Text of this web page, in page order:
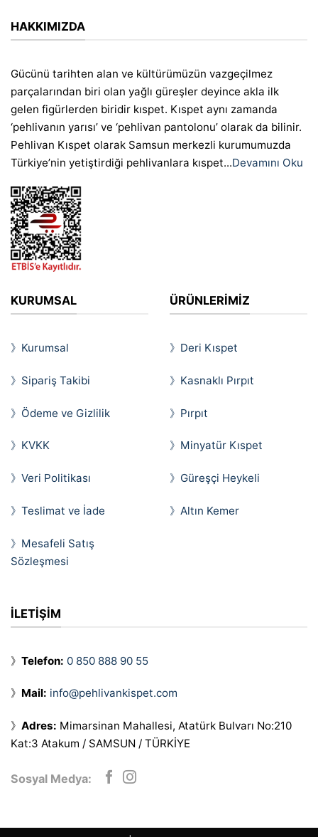
HAKKIMIZDA
Gücünü tarihten alan ve kültürümüzün vazgeçilmez
parçalarından biri olan yağlı güreşler deyince akla ilk
gelen figürlerden biridir kıspet. Kıspet aynı zamanda
‘pehlivanın yarısı’ ve ‘pehlivan pantolonu’ olarak da bilinir.
Pehlivan Kıspet olarak Samsun merkezli kurumumuzda
Türkiye’nin yetiştirdiği pehlivanlara kıspet...Devamını Oku
KURUMSAL
》Kurumsal
》Sipariş Takibi
》Ödeme ve Gizlilik
》KVKK
》Veri Politikası
》Teslimat ve İade
》Mesafeli Satış
Sözleşmesi
ÜRÜNLERİMİZ
》Deri Kıspet
》Kasnaklı Pırpıt
》Pırpıt
》Minyatür Kıspet
》Güreşçi Heykeli
》Altın Kemer
İLETİŞİM
》 Telefon: 0 850 888 90 55
》 Mail: info@pehlivankispet.com
》 Adres: Mimarsinan Mahallesi, Atatürk Bulvarı No:210
Kat:3 Atakum / SAMSUN / TÜRKİYE
Sosyal Medya: